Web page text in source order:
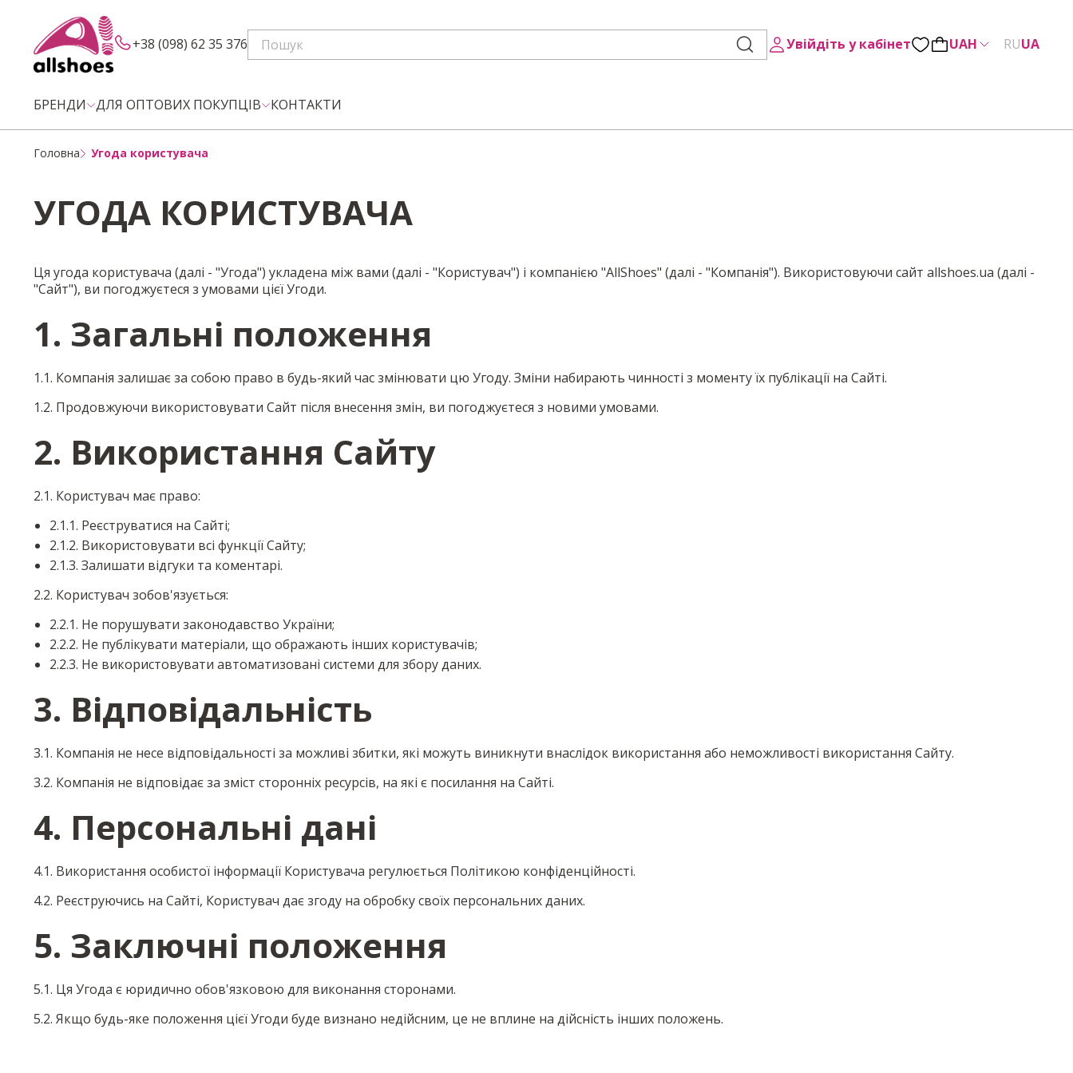
+38 (098) 62 35 376 Увійдіть у кабінет UAH RUUA
БРЕНДИ ДЛЯ ОПТОВИХ ПОКУПЦІВ КОНТАКТИ
Головна Угода користувача
УГОДА КОРИСТУВАЧА
Ця угода користувача (далі - "Угода") укладена між вами (далі - "Користувач") і компанією "AllShoes" (далі - "Компанія"). Використовуючи сайт allshoes.ua (далі -
"Сайт"), ви погоджуєтеся з умовами цієї Угоди.
1. Загальні положення
1.1. Компанія залишає за собою право в будь-який час змінювати цю Угоду. Зміни набирають чинності з моменту їх публікації на Сайті.
1.2. Продовжуючи використовувати Сайт після внесення змін, ви погоджуєтеся з новими умовами.
2. Використання Сайту
2.1. Користувач має право:
2.1.1. Реєструватися на Сайті;
2.1.2. Використовувати всі функції Сайту;
2.1.3. Залишати відгуки та коментарі.
2.2. Користувач зобов'язується:
2.2.1. Не порушувати законодавство України;
2.2.2. Не публікувати матеріали, що ображають інших користувачів;
2.2.3. Не використовувати автоматизовані системи для збору даних.
3. Відповідальність
3.1. Компанія не несе відповідальності за можливі збитки, які можуть виникнути внаслідок використання або неможливості використання Сайту.
3.2. Компанія не відповідає за зміст сторонніх ресурсів, на які є посилання на Сайті.
4. Персональні дані
4.1. Використання особистої інформації Користувача регулюється Політикою конфіденційності.
4.2. Реєструючись на Сайті, Користувач дає згоду на обробку своїх персональних даних.
5. Заключні положення
5.1. Ця Угода є юридично обов'язковою для виконання сторонами.
5.2. Якщо будь-яке положення цієї Угоди буде визнано недійсним, це не вплине на дійсність інших положень.